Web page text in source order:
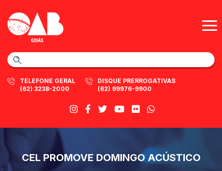
TELEFONE GERAL
(62) 3238-2000
DISQUE PRERROGATIVAS
(62) 99976-9900
CEL PROMOVE DOMINGO ACÚSTICO